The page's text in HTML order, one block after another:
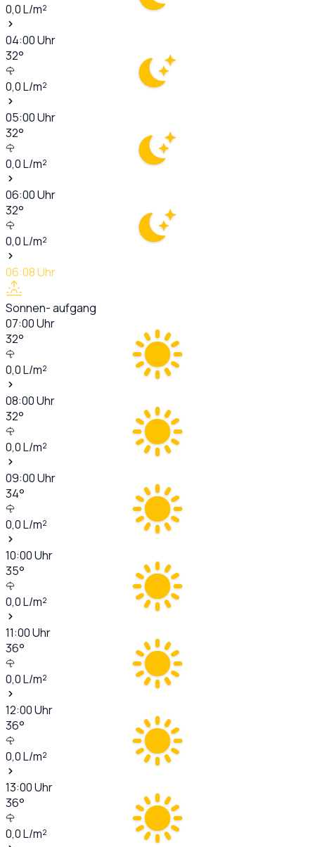
0,0L/m²
04:00Uhr
32°
0,0L/m²
05:00Uhr
32°
0,0L/m²
06:00Uhr
32°
0,0L/m²
06:08Uhr
Sonnen- aufgang
07:00Uhr
32°
0,0L/m²
08:00Uhr
32°
0,0L/m²
09:00Uhr
34°
0,0L/m²
10:00Uhr
35°
0,0L/m²
11:00Uhr
36°
0,0L/m²
12:00Uhr
36°
0,0L/m²
13:00Uhr
36°
0,0L/m²